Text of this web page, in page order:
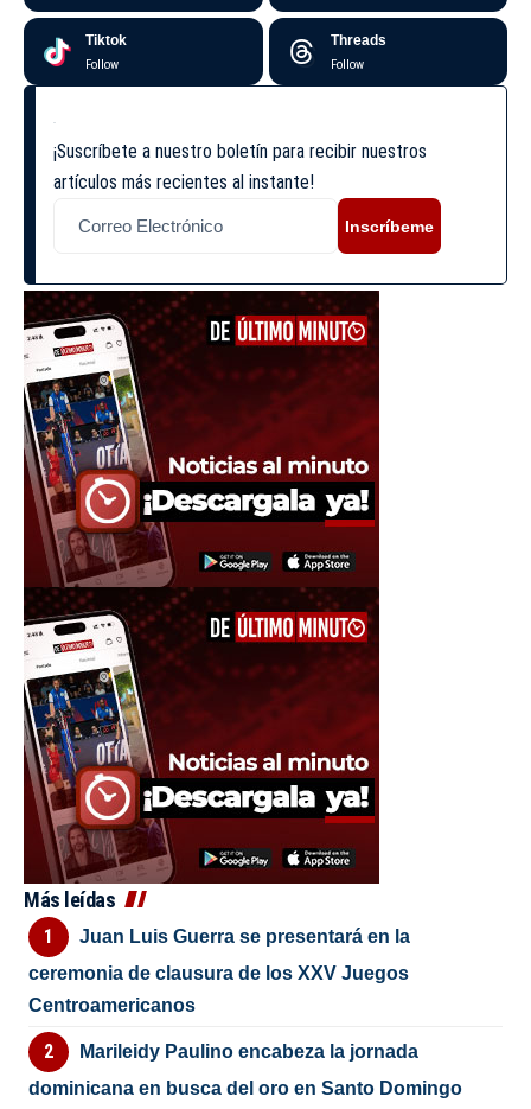
Tiktok
Follow
Threads
Follow
¡Suscríbete a nuestro boletín para recibir nuestros
artículos más recientes al instante!
Inscríbeme
Más leídas
Juan Luis Guerra se presentará en la
ceremonia de clausura de los XXV Juegos
Centroamericanos
Marileidy Paulino encabeza la jornada
dominicana en busca del oro en Santo Domingo